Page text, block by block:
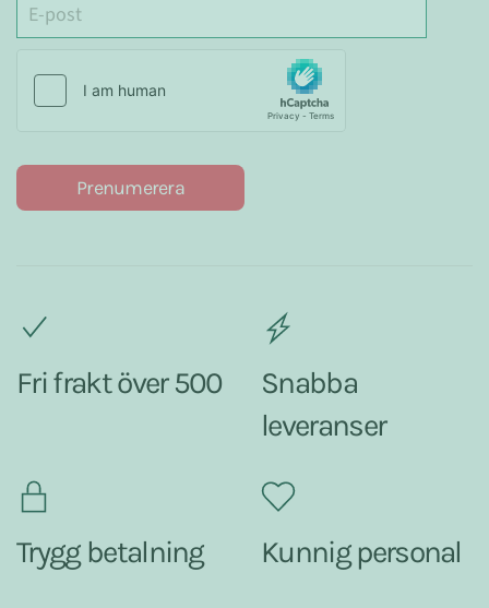
Prenumerera
Fri frakt över 500
Snabba
leveranser
Trygg betalning Kunnig personal